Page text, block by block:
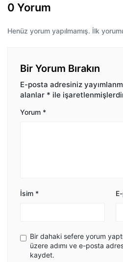
0 Yorum
Henüz yorum yapılmamış. İlk
Bir Yorum Bırakın
E-posta adresiniz
alanlar * ile
Yorum *
İsim *
Bir dahaki sefere yorum
üzere adımı ve e-posta
kaydet.